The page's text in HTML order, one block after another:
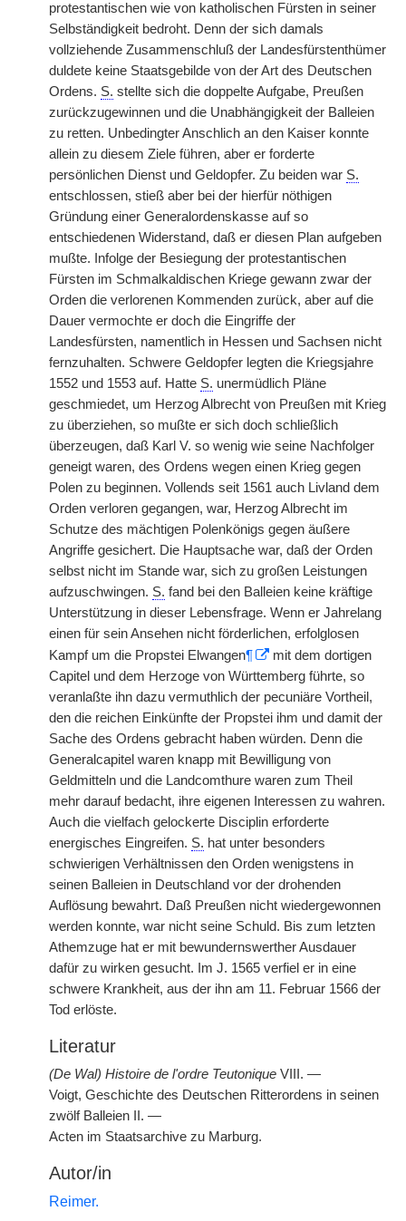
protestantischen wie von katholischen Fürsten in seiner
Selbständigkeit bedroht. Denn der sich damals
vollziehende Zusammenschluß der Landesfürstenthümer
duldete keine Staatsgebilde von der Art des Deutschen
Ordens. S. stellte sich die doppelte Aufgabe, Preußen
zurückzugewinnen und die Unabhängigkeit der Balleien
zu retten. Unbedingter Anschlich an den Kaiser konnte
allein zu diesem Ziele führen, aber er forderte
persönlichen Dienst und Geldopfer. Zu beiden war S.
entschlossen, stieß aber bei der hierfür nöthigen
Gründung einer Generalordenskasse auf so
entschiedenen Widerstand, daß er diesen Plan aufgeben
mußte. Infolge der Besiegung der protestantischen
Fürsten im Schmalkaldischen Kriege gewann zwar der
Orden die verlorenen Kommenden zurück, aber auf die
Dauer vermochte er doch die Eingriffe der
Landesfürsten, namentlich in Hessen und Sachsen nicht
fernzuhalten. Schwere Geldopfer legten die Kriegsjahre
1552 und 1553 auf. Hatte S. unermüdlich Pläne
geschmiedet, um Herzog Albrecht von Preußen mit Krieg
zu überziehen, so mußte er sich doch schließlich
überzeugen, daß Karl V. so wenig wie seine Nachfolger
geneigt waren, des Ordens wegen einen Krieg gegen
Polen zu beginnen. Vollends seit 1561 auch Livland dem
Orden verloren gegangen, war, Herzog Albrecht im
Schutze des mächtigen Polenkönigs gegen äußere
Angriffe gesichert. Die Hauptsache war, daß der Orden
selbst nicht im Stande war, sich zu großen Leistungen
aufzuschwingen. S. fand bei den Balleien keine kräftige
Unterstützung in dieser Lebensfrage. Wenn er Jahrelang
einen für sein Ansehen nicht förderlichen, erfolglosen
Kampf um die Propstei Elwangen¶
mit dem dortigen
Capitel und dem Herzoge von Württemberg führte, so
veranlaßte ihn dazu vermuthlich der pecuniäre Vortheil,
den die reichen Einkünfte der Propstei ihm und damit der
Sache des Ordens gebracht haben würden. Denn die
Generalcapitel waren knapp mit Bewilligung von
Geldmitteln und die Landcomthure waren zum Theil
mehr darauf bedacht, ihre eigenen Interessen zu wahren.
Auch die vielfach gelockerte Disciplin erforderte
energisches Eingreifen. S. hat unter besonders
schwierigen Verhältnissen den Orden wenigstens in
seinen Balleien in Deutschland vor der drohenden
Auflösung bewahrt. Daß Preußen nicht wiedergewonnen
werden konnte, war nicht seine Schuld. Bis zum letzten
Athemzuge hat er mit bewundernswerther Ausdauer
dafür zu wirken gesucht. Im J. 1565 verfiel er in eine
schwere Krankheit, aus der ihn am 11. Februar 1566 der
Tod erlöste.
Literatur
(De Wal) Histoire de l'ordre Teutonique VIII. —
Voigt, Geschichte des Deutschen Ritterordens in seinen
zwölf Balleien II. —
Acten im Staatsarchive zu Marburg.
Autor/in
Reimer.